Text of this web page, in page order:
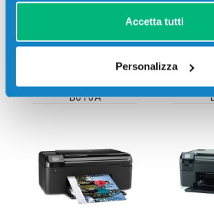
Accetta tutti
Personalizza
HpPHOTOSMART
B010A
Hp